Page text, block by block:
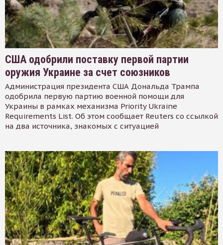
США одобрили поставку первой партии
оружия Украине за счет союзников
Администрация президента США Дональда Трампа
одобрила первую партию военной помощи для
Украины в рамках механизма Priority Ukraine
Requirements List. Об этом сообщает Reuters со ссылкой
на два источника, знакомых с ситуацией